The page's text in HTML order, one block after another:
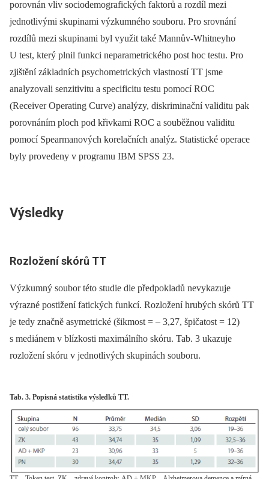
porovnán vliv sociodemografických faktorů a rozdíl mezi
jednotlivými skupinami výzkumného souboru. Pro srovnání
rozdílů mezi skupinami byl využit také Mannův-Whitneyho
U test, který plnil funkci neparametrického post hoc testu. Pro
zjištění základních psychometrických vlastností TT jsme
analyzovali senzitivitu a specificitu testu pomocí ROC
(Receiver Operating Curve) analýzy, diskriminační validitu pak
porovnáním ploch pod křivkami ROC a souběžnou validitu
pomocí Spearmanových korelačních analýz. Statistické operace
byly provedeny v programu IBM SPSS 23.
Výsledky
Rozložení skórů TT
Výzkumný soubor této studie dle předpokladů nevykazuje
výrazné postižení fatických funkcí. Rozložení hrubých skórů TT
je tedy značně asymetrické (šikmost = –⁠ 3,27, špičatost = 12)
s mediánem v blízkosti maximálního skóru. Tab. 3 ukazuje
rozložení skóru v jednotlivých skupinách souboru.
Tab. 3. Popisná statistika výsledků TT.